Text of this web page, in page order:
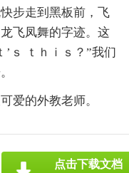
步走到黑板前，飞
飞凤舞的字迹。这
ｓ ｔｈｉｓ？”我们
爱的外教老师。
点击下载文档